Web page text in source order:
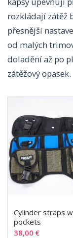
rozkládají zátěž
přesnější
od malých
doladění až po
zátěžový opasek.
Cylinder straps
pockets
38,00 €